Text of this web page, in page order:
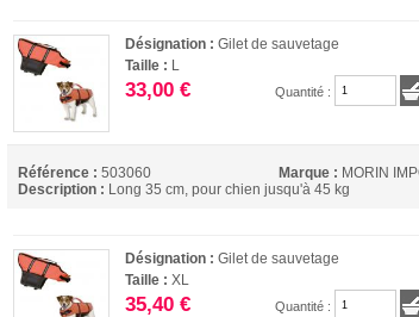
Désignation :Gilet de sauvetage
Taille : L
33,00 € Quantité :
Référence : 503060 Marque : MORIN
Description : Long 35 cm, pour chien jusqu'à 45 kg
Désignation :Gilet de sauvetage
Taille :XL
35,40 € Quantité :